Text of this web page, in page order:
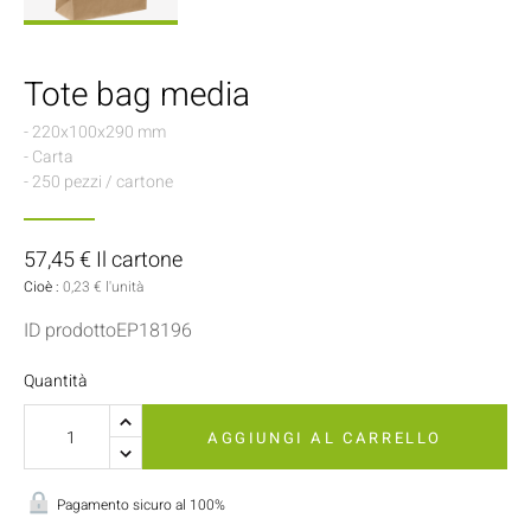
Tote bag media
- 220x100x290 mm
- Carta
- 250 pezzi / cartone
57,45 € Il cartone
Cioè : 0,23 € l'unità
ID prodottoEP18196
Quantità
AGGIUNGI AL CARRELLO
Pagamento sicuro al 100%